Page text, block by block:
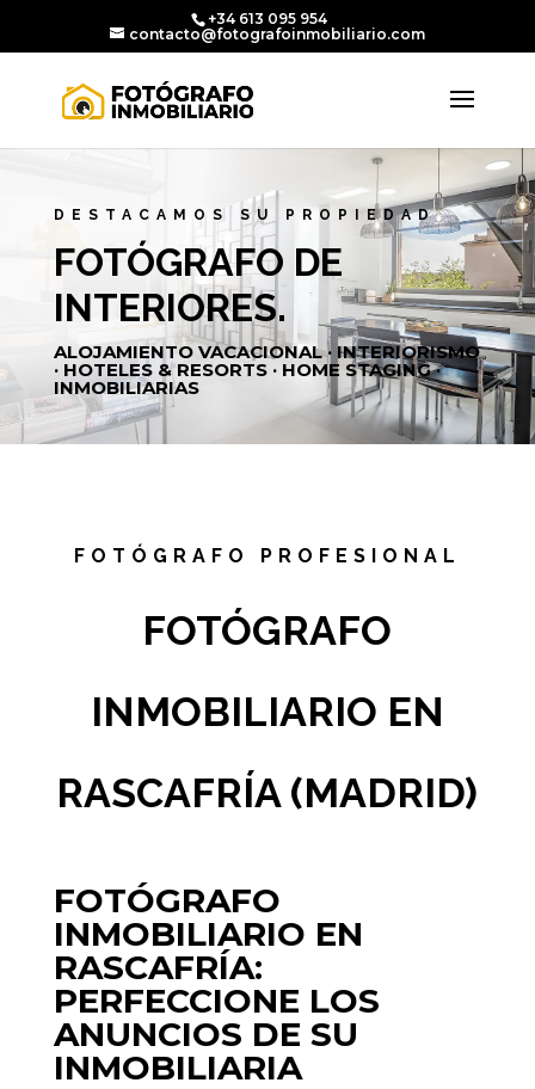
+34 613 095 954
contacto@fotografoinmobiliario.com
DESTACAMOS SU PROPIEDAD
FOTÓGRAFO DE
INTERIORES.
ALOJAMIENTO VACACIONAL · INTERIORISMO
· HOTELES & RESORTS · HOME STAGING ·
INMOBILIARIAS
FOTÓGRAFO PROFESIONAL
FOTÓGRAFO
INMOBILIARIO EN
RASCAFRÍA (MADRID)
FOTÓGRAFO
INMOBILIARIO EN
RASCAFRÍA:
PERFECCIONE LOS
ANUNCIOS DE SU
INMOBILIARIA